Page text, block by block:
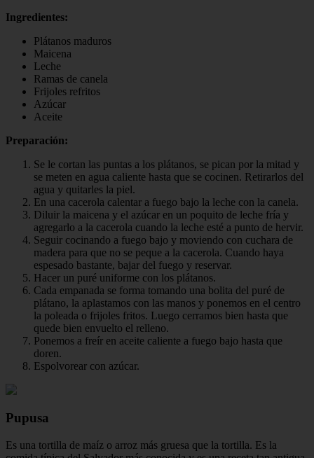
Ingredientes:
Plátanos maduros
Maicena
Leche
Ramas de canela
Frijoles refritos
Azúcar
Aceite
Preparación:
Se le cortan las puntas a los plátanos, se pican por la mitad y
se meten en agua caliente hasta que se cocinen. Retirarlos del
agua y quitarles la piel.
En una cacerola calentar a fuego bajo la leche con la canela.
Diluir la maicena y el azúcar en un poquito de leche fría y
agregarlo a la cacerola cuando la leche esté a punto de hervir.
Seguir cocinando a fuego bajo y moviendo con cuchara de
madera para que no se peque a la cacerola. Cuando haya
espesado bastante, bajar del fuego y reservar.
Hacer un puré uniforme con los plátanos.
Cada empanada se forma tomando una bolita del puré de
plátano, la aplastamos con las manos y ponemos en el centro
la poleada o frijoles fritos. Luego cerramos bien hasta que
quede bien envuelto el relleno.
Ponemos a freír en aceite caliente a fuego bajo hasta que
doren.
Espolvorear con azúcar.
Pupusa
Es una tortilla de maíz o arroz más gruesa que la tortilla. Es la